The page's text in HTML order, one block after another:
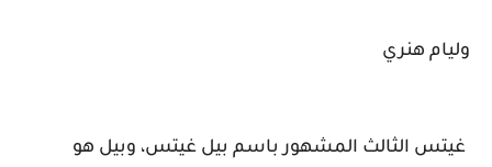
وليام هنري
غيتس الثالث المشهور باسم بيل غيتس، وبيل هو